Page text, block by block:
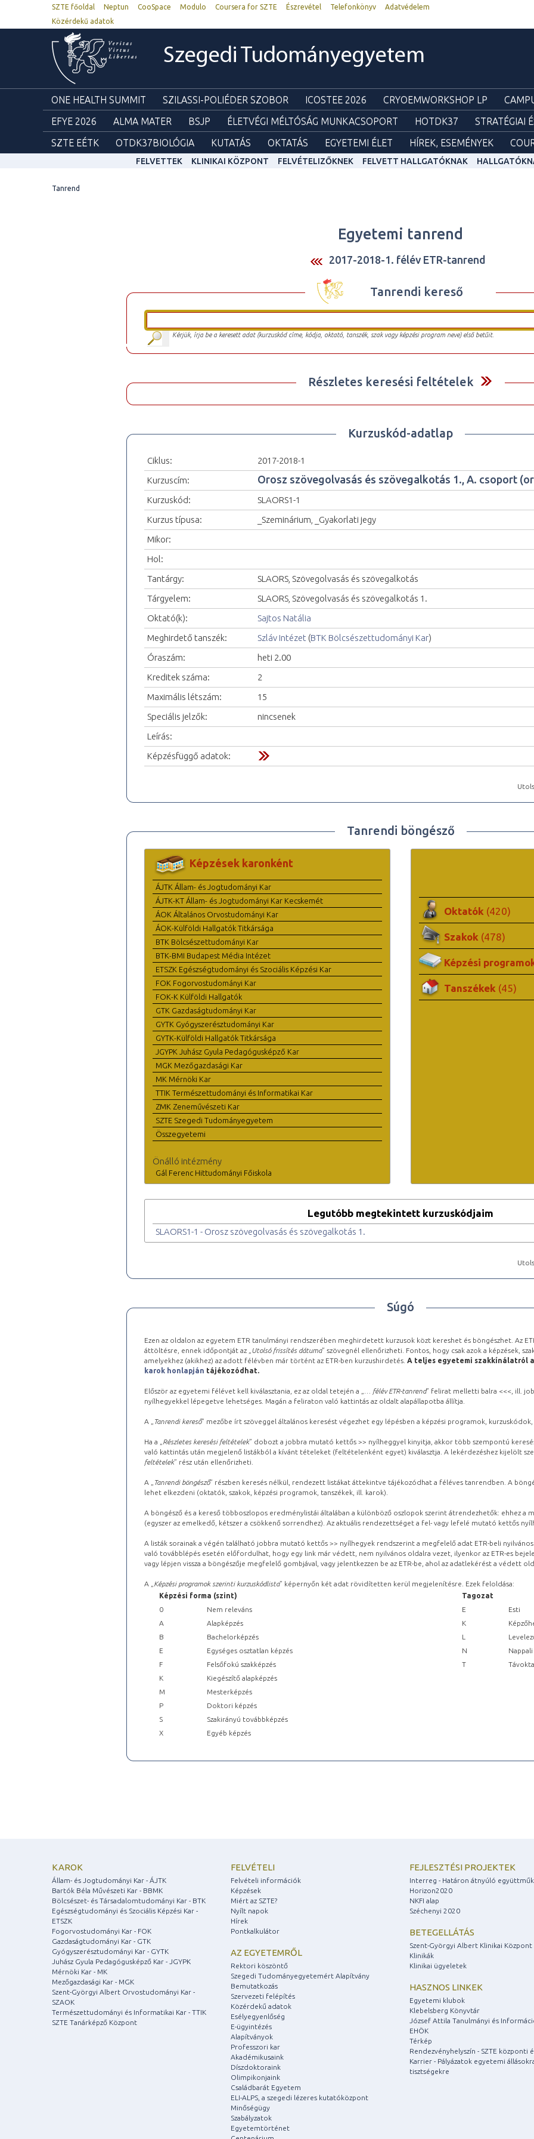
SZTE főoldal Neptun CooSpace Modulo Coursera for SZTE Észrevétel Telefonkönyv
Adatvédelem
Közérdekű adatok
Szegedi Tudományegyetem
ONE HEALTH SUMMIT SZILASSI-POLIÉDER SZOBOR ICOSTEE 2026 CRYOEMWORKSHOP LP
EFYE 2026
ALMA MATER BSJP ÉLETVÉGI MÉLTÓSÁG MUNKACSOPORT HOTDK37 STRATÉGIAI
SZTE EÉTK
OTDK37BIOLÓGIA KUTATÁS OKTATÁS EGYETEMI ÉLET HÍREK, ESEMÉNYEK
FELVETTEK KLINIKAI KÖZPONT FELVÉTELIZŐKNEK FELVETT HALLGATÓKNAK
Tanrend
Egyetemi tanrend
2017-2018-1. félév ETR-tanrend
Tanrendi kereső
Kérjük, írja be a keresett adat (kurzuskód címe, kódja, oktató, tanszék, szak vagy képzési program neve) első betűit.
Részletes keresési feltételek
Kurzuskód-adatlap
Ciklus:
2017-2018-1
Kurzuscím:
Orosz szövegolvasás és szövegalkotás 1., A. csoport
Kurzuskód:
SLAORS1-1
Kurzus típusa:
_Szeminárium, _Gyakorlati jegy
Mikor:
Hol:
Tantárgy:
SLAORS, Szövegolvasás és szövegalkotás
Tárgyelem:
SLAORS, Szövegolvasás és szövegalkotás 1.
Oktató(k):
Sajtos Natália
Meghirdető tanszék:
Szláv Intézet (BTK Bölcsészettudományi Kar)
Óraszám:
heti 2.00
Kreditek száma:
2
Maximális létszám:
15
Speciális jelzők:
nincsenek
Leírás:
Képzésfüggő adatok:
Tanrendi böngésző
Képzések karonként
ÁJTK Állam- és Jogtudományi Kar
ÁJTK-KT Állam- és Jogtudományi Kar Kecskemét
ÁOK Általános Orvostudományi Kar
ÁOK-Külföldi Hallgatók Titkársága
BTK Bölcsészettudományi Kar
BTK-BMI Budapest Média Intézet
ETSZK Egészségtudományi és Szociális Képzési Kar
FOK Fogorvostudományi Kar
FOK-K Külföldi Hallgatók
GTK Gazdaságtudományi Kar
GYTK Gyógyszerésztudományi Kar
GYTK-Külföldi Hallgatók Titkársága
JGYPK Juhász Gyula Pedagógusképző Kar
MGK Mezőgazdasági Kar
MK Mérnöki Kar
TTIK Természettudományi és Informatikai Kar
ZMK Zeneművészeti Kar
SZTE Szegedi Tudományegyetem
Összegyetemi
Önálló intézmény
Gál Ferenc Hittudományi Főiskola
Oktatók (420)
Szakok (478)
Képzési
Tanszékek (45)
Legutóbb megtekintett kurzuskódjaim
SLAORS1-1 - Orosz szövegolvasás és szövegalkotás 1.
Súgó
Ezen az oldalon az egyetem ETR tanulmányi rendszerében meghirdetett kurzusok közt kereshet és böngészhet. Az
áttöltésre, ennek időpontját az „ Utolsó frissítés dátuma” szövegnél ellenőrizheti. Fontos, hogy csak azok a képzések,
amelyekhez (akikhez) az adott félévben már történt az ETR-ben kurzushirdetés. A teljes egyetemi szakkínálatról a
karok honlapján tájékozódhat.
Először az egyetemi félévet kell kiválasztania, ez az oldal tetején a „ … félév ETR-tanrend” felirat melletti balra <<<, ill.
nyílhegyekkel lépegetve lehetséges. Magán a feliraton való kattintás az oldalt alapállapotba állítja.
A „ Tanrendi kereső” mezőbe írt szöveggel általános keresést végezhet egy lépésben a képzési programok,
Ha a „ Részletes keresési feltételek” dobozt a jobbra mutató kettős >> nyílheggyel kinyitja, akkor több szempontú
való kattintás után megjelenő listákból a kívánt tételeket (feltételenként egyet) kiválasztja. A lekérdezéshez kijelölt
feltételek” rész után ellenőrizheti.
A „ Tanrendi böngésző” részben keresés nélkül, rendezett listákat áttekintve tájékozódhat a féléves tanrendben. A
lehet elkezdeni (oktatók, szakok, képzési programok, tanszékek, ill. karok).
A böngésző és a kereső többoszlopos eredménylistái általában a különböző oszlopok szerint átrendezhetők: ehhez a
(egyszer az emelkedő, kétszer a csökkenő sorrendhez). Az aktuális rendezettséget a fel- vagy lefelé mutató kettős
A listák sorainak a végén található jobbra mutató kettős >> nyílhegyek rendszerint a megfelelő adat ETR-beli
való továbblépés esetén előfordulhat, hogy egy link már védett, nem nyilvános oldalra vezet, ilyenkor az ETR-es
vagy lépjen vissza a böngészője megfelelő gombjával, vagy jelentkezzen be az ETR-be, ahol az adatlekérést a védett
A „ Képzési programok szerinti kurzuskódlista” képernyőn két adat rövidítetten kerül megjelenítésre. Ezek feloldása:
Képzési forma (szint)
Tagozat
0
Nem releváns E
Esti
A
Alapképzés K
B
Bachelorképzés L
E
Egységes osztatlan képzés N
Nappali
F
Felsőfokú szakképzés T
K
Kiegészítő alapképzés
M
Mesterképzés
P
Doktori képzés
S
Szakirányú továbbképzés
X
Egyéb képzés
KAROK
Állam- és Jogtudományi Kar - ÁJTK
Bartók Béla Művészeti Kar - BBMK
Bölcsészet- és Társadalomtudományi Kar - BTK
Egészségtudományi és Szociális Képzési Kar -
ETSZK
Fogorvostudományi Kar - FOK
Gazdaságtudományi Kar - GTK
Gyógyszerésztudományi Kar - GYTK
Juhász Gyula Pedagógusképző Kar - JGYPK
Mérnöki Kar - MK
Mezőgazdasági Kar - MGK
Szent-Györgyi Albert Orvostudományi Kar -
SZAOK
Természettudományi és Informatikai Kar - TTIK
SZTE Tanárképző Központ
FELVÉTELI
Felvételi információk
Képzések
Miért az SZTE?
Nyílt napok
Hírek
Pontkalkulátor
AZ EGYETEMRŐL
Rektori köszöntő
Szegedi Tudományegyetemért Alapítvány
Bemutatkozás
Szervezeti felépítés
Közérdekű adatok
Esélyegyenlőség
E-ügyintézés
Alapítványok
Professzori kar
Akadémikusaink
Díszdoktoraink
Olimpikonjaink
Családbarát Egyetem
ELI-ALPS, a szegedi lézeres kutatóközpont
Minőségügy
Szabályzatok
Egyetemtörténet
FEJLESZTÉSI PROJEKTEK
Interreg - Határon átnyúló
Horizon2020
NKFI alap
Széchenyi 2020
BETEGELLÁTÁS
Szent-Györgyi Albert Klinikai Központ
Klinikák
Klinikai ügyeletek
HASZNOS LINKEK
Egyetemi klubok
Klebelsberg Könyvtár
József Attila Tanulmányi és
EHÖK
Térkép
Rendezvényhelyszín - SZTE központi
Karrier - Pályázatok egyetemi
tisztségekre